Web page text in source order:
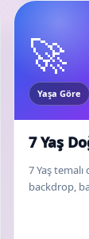
🚀
Yaşa Göre
7 Yaş
7 Yaş
backdrop,